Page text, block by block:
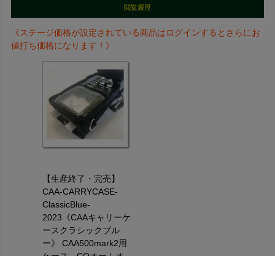
閲覧履歴
《ステージ価格が設定されている商品はログインするとさらにお
値打ち価格になります！》
【生産終了・完売】
CAA-CARRYCASE-
ClassicBlue-
2023《CAAキャリーケ
ースクラシックブル
ー》 CAA500mark2用